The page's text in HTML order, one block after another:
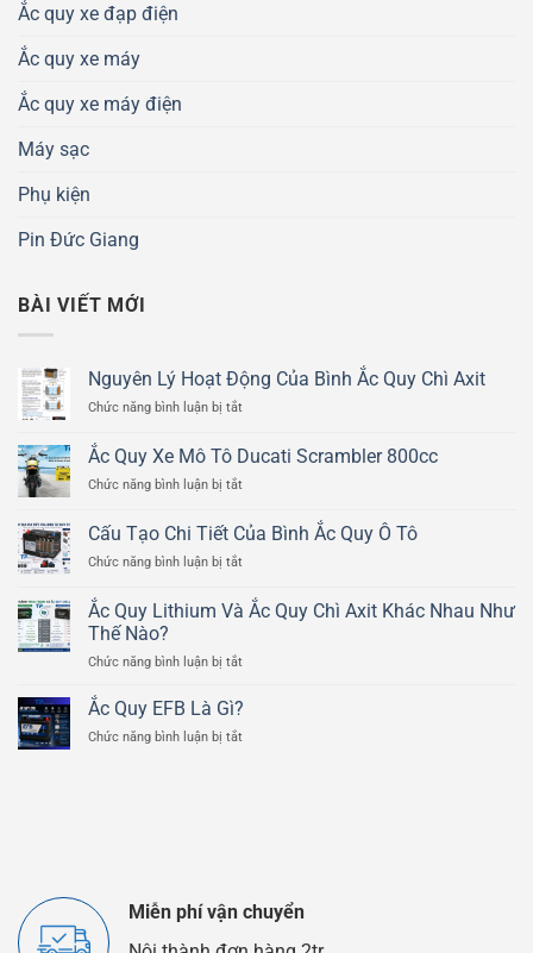
Ắc quy xe đạp điện
Ắc quy xe máy
Ắc quy xe máy điện
Máy sạc
Phụ kiện
Pin Đức Giang
BÀI VIẾT MỚI
Nguyên Lý Hoạt Động Của Bình Ắc Quy Chì Axit
Chức năng bình luận bị tắt
Lý
Hoạt
Động
Bình
Quy
Axit
Ắc Quy Xe Mô Tô Ducati Scrambler 800cc
Chức năng bình luận bị tắt
Quy
Xe
Mô
Ducati
Scrambler
Cấu Tạo Chi Tiết Của Bình Ắc Quy Ô Tô
Chức năng bình luận bị tắt
Tạo
Chi
Của
Ắc
Ô
Ắc Quy Lithium Và Ắc Quy Chì Axit Khác Nhau Như
Thế Nào?
Chức năng bình luận bị tắt
Quy
Và
Thế
Nào?
Ắc Quy EFB Là Gì?
Chức năng bình luận bị tắt
Miễn phí vận chuyển